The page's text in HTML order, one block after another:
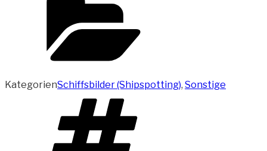
KategorienSchiffsbilder (Shipspotting), Sonstige